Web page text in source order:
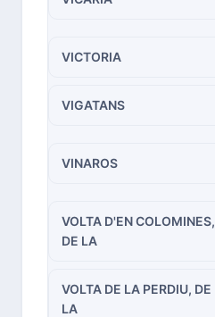
VICTORIA
VIGATANS
VINAROS
VOLTA D'EN COLOMINES,
DE LA
VOLTA DE LA PERDIU, DE
LA